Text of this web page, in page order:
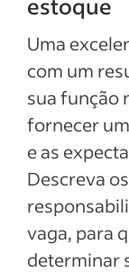
estoque
Uma
com um
sua função
fornecer
e as
Descreva
vaga, para
determinar